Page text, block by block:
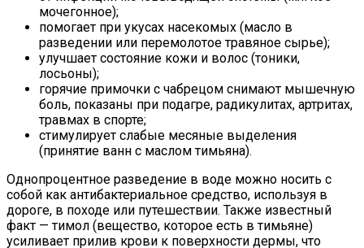
мочегонное);
помогает при укусах насекомых (масло в
разведении или перемолотое травяное сырье);
улучшает состояние кожи и волос (тоники,
лосьоны);
горячие примочки с чабрецом снимают мышечную
боль, показаны при подагре, радикулитах, артритах,
травмах в спорте;
стимулирует слабые месяные выделения
(принятие ванн с маслом тимьяна).
Однопроцентное разведение в воде можно носить с
собой как антибактериальное средство, используя в
дороге, в походе или путешествии. Также известный
факт — тимол (вещество, которое есть в тимьяне)
усиливает прилив крови к поверхности дермы, что